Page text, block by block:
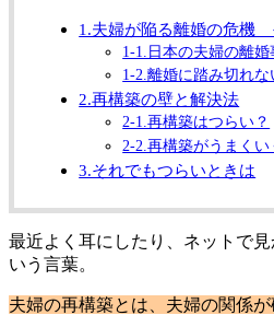
1.夫婦が陥る離婚の危機
1-1.日本の夫婦の離
1-2.離婚に踏み切れな
2.再構築の壁と解決法
2-1.再構築はつらい？
2-2.再構築がうまくい
3.それでもつらいときは
最近よく耳にしたり、ネットで
いう言葉。
夫婦の再構築とは、夫婦の関係